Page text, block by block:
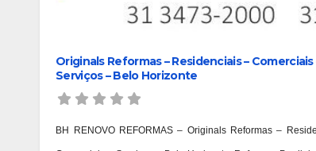
Originals Reformas – Residenciais – Comerciais
Serviços – Belo Horizonte
BH RENOVO REFORMAS – Originals Reformas –